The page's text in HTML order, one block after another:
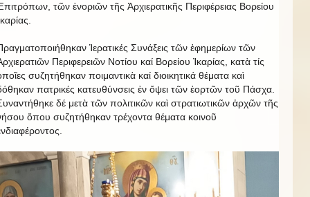
τῶν ἐνοριῶν τῆς Ἀρχιερατικῆς Περιφέρειας Βορείου
Ἱερατικές Συνάξεις τῶν ἐφημερίων τῶν
Περιφερειῶν Νοτίου καί Βορείου Ἰκαρίας, κατὰ τίς
συζητήθηκαν ποιμαντικὰ καί διοικητικά θέματα καὶ
πατρικές κατευθύνσεις ἐν ὄψει τῶν ἑορτῶν τοῦ Πάσχα.
δέ μετὰ τῶν πολιτικῶν καὶ στρατιωτικῶν ἀρχῶν τῆς
ὄπου συζητήθηκαν τρέχοντα θέματα κοινοῦ